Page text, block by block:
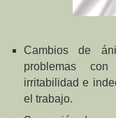
Cambios de
problemas
irritabilidad e
el trabajo.